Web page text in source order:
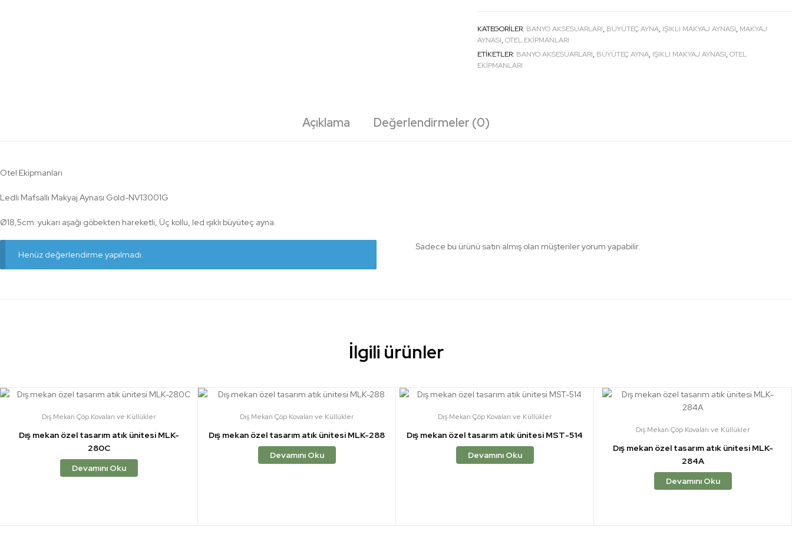
KATEGORILER: BANYO AKSESUARLARI, BÜYÜTEÇ AYNA, IŞIKLI MAKYAJ AYNASI, MAKYAJ
AYNASI, OTEL EKIPMANLARI
ETIKETLER: BANYO AKSESUARLARI, BÜYÜTEÇ AYNA, IŞIKLI MAKYAJ AYNASI, OTEL
EKİPMANLARI
Açıklama Değerlendirmeler (0)
Otel Ekipmanları
Ledli Mafsallı Makyaj Aynası Gold-NV13001G
Ø18,5cm yukarı aşağı göbekten hareketli, Üç kollu, led ışıklı büyüteç ayna.
Henüz değerlendirme yapılmadı.
Sadece bu ürünü satın almış olan müşteriler yorum yapabilir.
İlgili ürünler
Dış Mekan Çöp Kovaları ve Küllükler
Dış mekan özel tasarım atık ünitesi MLK-
280C
Devamını Oku
Dış Mekan Çöp Kovaları ve Küllükler
Dış mekan özel tasarım atık ünitesi MLK-288
Devamını Oku
Dış Mekan Çöp Kovaları ve Küllükler
Dış mekan özel tasarım atık ünitesi MST-514
Devamını Oku
Dış Mekan Çöp Kovaları ve Küllükler
Dış mekan özel tasarım atık ünitesi MLK-
284A
Devamını Oku